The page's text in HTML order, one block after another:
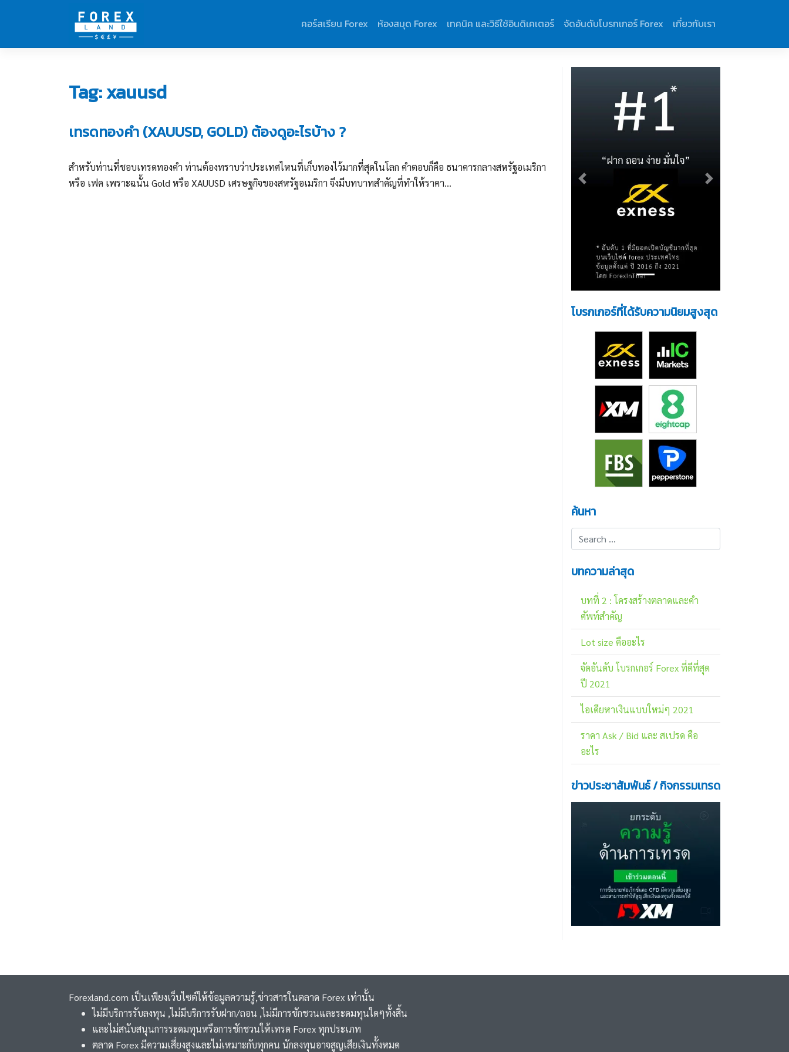
คอร์สเรียน Forex ห้องสมุด Forex เทคนิค และวิธีใช้อินดิเคเตอร์ จัดอันดับโบรกเกอร์ Forex เกี่ยวกับเรา
Tag:xauusd
เทรดทองคำ (XAUUSD, GOLD) ต้องดูอะไรบ้าง ?
สำหรับท่านที่ชอบเทรดทองคำ ท่านต้องทราบว่าประเทศไหนที่เก็บทองไว้มากที่สุดในโลก คำตอบก็คือ ธนาคารกลางสหรัฐอเมริกา
หรือ เฟค เพราะฉนั้น Gold หรือ XAUUSD เศรษฐกิจของสหรัฐอเมริกา จึงมีบทบาทสำคัญที่ทำให้ราคา...
Previous Next
โบรกเกอร์ที่ได้รับความนิยมสูงสุด
ค้นหา
บทความล่าสุด
บทที่ 2 : โครงสร้างตลาดและคำ
ศัพท์สำคัญ
Lot size คืออะไร
จัดอันดับ โบรกเกอร์ Forex ที่ดีที่สุด
ปี 2021
ไอเดียหาเงินแบบใหม่ๆ 2021
ราคา Ask / Bid และ สเปรด คือ
อะไร
ข่าวประชาสัมพันธ์ / กิจกรรมเทรด
Forexland.com เป็นเพียงเว็บไซต์ให้ข้อมูลความรู้,ข่าวสารในตลาด Forex เท่านั้น
ไม่มีบริการรับลงทุน ,ไม่มีบริการรับฝาก/ถอน ,ไม่มีการชักชวนและระดมทุนใดๆทั้งสิ้น
และไม่สนับสนุนการระดมทุนหรือการชักชวนให้เทรด Forex ทุกประเภท
ตลาด Forex มีความเสี่ยงสูงและไม่เหมาะกับทุกคน นักลงทุนอาจสูญเสียเงินทั้งหมด